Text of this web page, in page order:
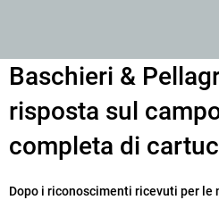
Baschieri &
risposta sul
completa di
Dopo i riconoscimenti ricevuti per le